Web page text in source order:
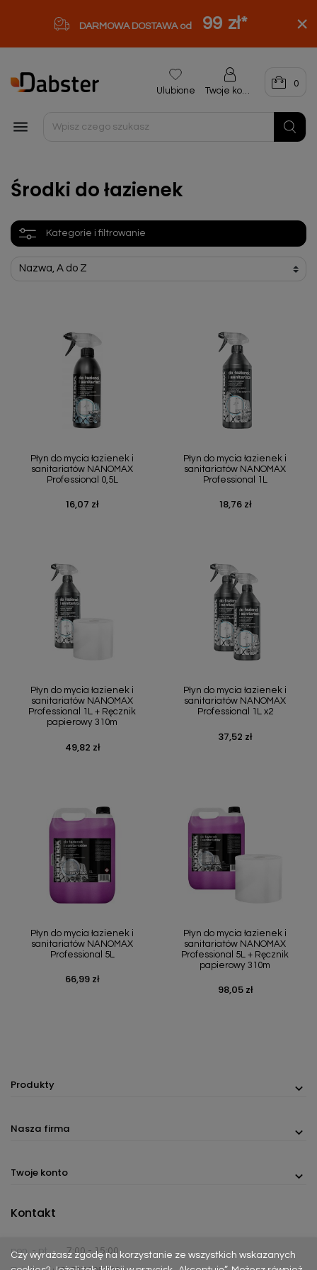
DARMOWA DOSTAWA od 99 zł*

Ulubione Twoje konto
0
Środki do łazienek
Kategorie i filtrowanie
Płyn do mycia łazienek i
sanitariatów NANOMAX
Professional 0,5L
Cena
16,07 zł
Płyn do mycia łazienek i
sanitariatów NANOMAX
Professional 1L
Cena
18,76 zł
Płyn do mycia łazienek i
sanitariatów NANOMAX
Professional 1L + Ręcznik
papierowy 310m
Cena
49,82 zł
Płyn do mycia łazienek i
sanitariatów NANOMAX
Professional 1L x2
Cena
37,52 zł
Płyn do mycia łazienek i
sanitariatów NANOMAX
Professional 5L
Cena
66,99 zł
Płyn do mycia łazienek i
sanitariatów NANOMAX
Professional 5L + Ręcznik
papierowy 310m
Cena
98,05 zł
Produkty
Nasza firma
Twoje konto
Czy wyrażasz zgodę na korzystanie ze wszystkich wskazanych
Kontakt
pon. - pt.
7:00 - 15:00